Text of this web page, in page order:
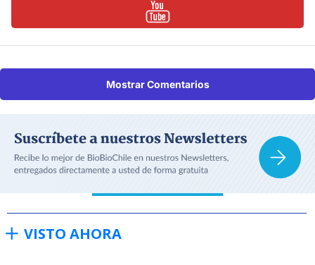
Mostrar Comentarios
VISTO AHORA